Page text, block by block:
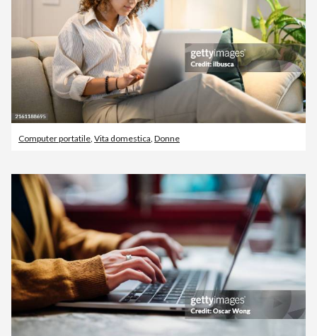
Computer portatile Vita domestica Donne